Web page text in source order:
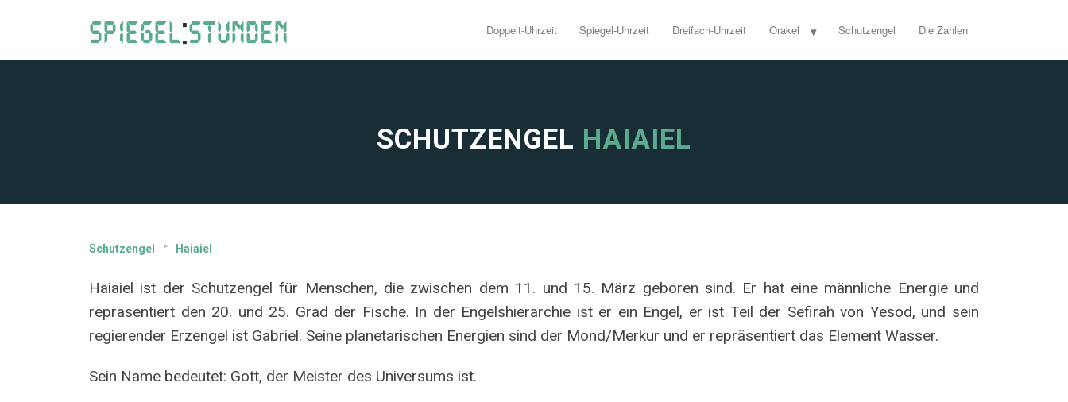
Doppelt-Uhrzeit Spiegel-Uhrzeit Dreifach-Uhrzeit Orakel Schutzengel Die Zahlen
SCHUTZENGEL HAIAIEL
Schutzengel Haiaiel
Haiaiel ist der Schutzengel für Menschen, die zwischen dem 11. und 15. März geboren sind. Er hat eine männliche Energie und
repräsentiert den 20. und 25. Grad der Fische. In der Engelshierarchie ist er ein Engel, er ist Teil der Sefirah von Yesod, und sein
regierender Erzengel ist Gabriel. Seine planetarischen Energien sind der Mond/Merkur und er repräsentiert das Element Wasser.
Sein Name bedeutet: Gott, der Meister des Universums ist.